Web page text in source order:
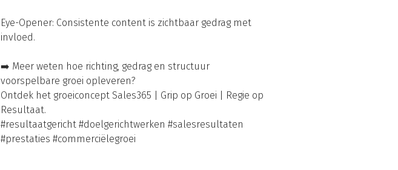
Eye-Opener: Consistente content is zichtbaar gedrag met
invloed.
➡️ Meer weten hoe richting, gedrag en structuur
voorspelbare groei opleveren?
Ontdek het groeiconcept Sales365 | Grip op Groei | Regie op
Resultaat.
#resultaatgericht #doelgerichtwerken #salesresultaten
#prestaties #commerciëlegroei